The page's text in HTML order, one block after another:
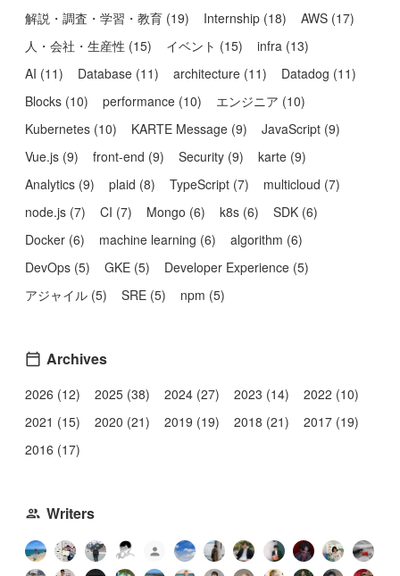
解説・調査・学習・教育 (19) Internship (18) AWS (17)
人・会社・生産性 (15) イベント (15) infra (13)
AI (11) Database (11) architecture (11) Datadog (11)
Blocks (10) performance (10) エンジニア (10)
Kubernetes (10) KARTE Message (9) JavaScript (9)
Vue.js (9) front-end (9) Security (9) karte (9)
Analytics (9) plaid (8) TypeScript (7) multicloud (7)
node.js (7) CI (7) Mongo (6) k8s (6) SDK (6)
Docker (6) machine learning (6) algorithm (6)
DevOps (5) GKE (5) Developer Experience (5)
アジャイル (5) SRE (5) npm (5)
Archives
2026 (12) 2025 (38) 2024 (27) 2023 (14)
2022 (10)
2021 (15)
2020 (21) 2019 (19) 2018 (21)
2017 (19)
2016 (17)
Writers